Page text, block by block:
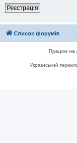
Реєстрація
Список форумів
Працює на
Український